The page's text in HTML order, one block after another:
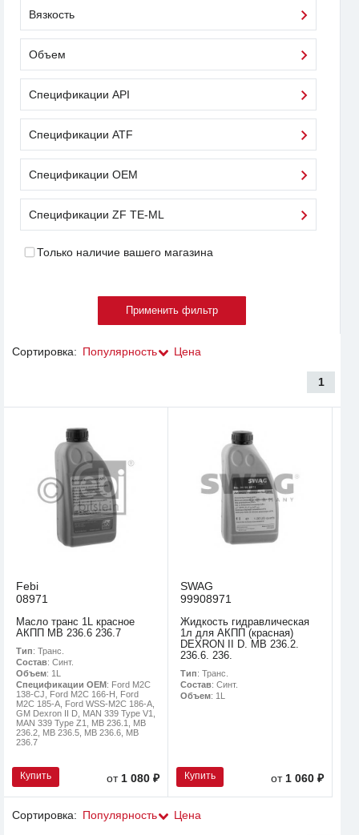
Вязкость
Объем
Спецификации API
Спецификации ATF
Спецификации OEM
Спецификации ZF TE-ML
Только наличие вашего магазина
Сортировка: Популярность Цена
1
Febi
08971
Масло транс 1L красное
АКПП MB 236.6 236.7
Тип: Транс.
Состав: Синт.
Объем: 1L
Спецификации OEM : Ford M2C
138-CJ, Ford M2C 166-H, Ford
M2C 185-A, Ford WSS-M2C 186-A,
GM Dexron II D, MAN 339 Type V1,
MAN 339 Type Z1, MB 236.1, MB
236.2, MB 236.5, MB 236.6, MB
236.7
Купить от 1 080 ₽
SWAG
99908971
Жидкость гидравлическая
1л для АКПП (красная)
DEXRON II D. MB 236.2.
236.6. 236.
Тип: Транс.
Состав: Синт.
Объем: 1L
Купить от 1 060 ₽
Сортировка: Популярность Цена